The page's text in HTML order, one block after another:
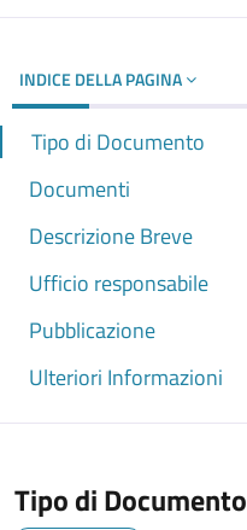
INDICE DELLA PAGINA
Tipo di Documento
Documenti
Descrizione Breve
Ufficio responsabile
Pubblicazione
Ulteriori Informazioni
Tipo di Documento